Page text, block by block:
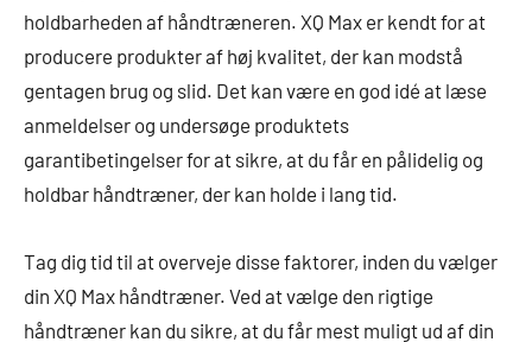
holdbarheden af håndtræneren. XQ Max er kendt for at
producere produkter af høj kvalitet, der kan modstå
gentagen brug og slid. Det kan være en god idé at læse
anmeldelser og undersøge produktets
garantibetingelser for at sikre, at du får en pålidelig og
holdbar håndtræner, der kan holde i lang tid.
Tag dig tid til at overveje disse faktorer, inden du vælger
din XQ Max håndtræner. Ved at vælge den rigtige
håndtræner kan du sikre, at du får mest muligt ud af din